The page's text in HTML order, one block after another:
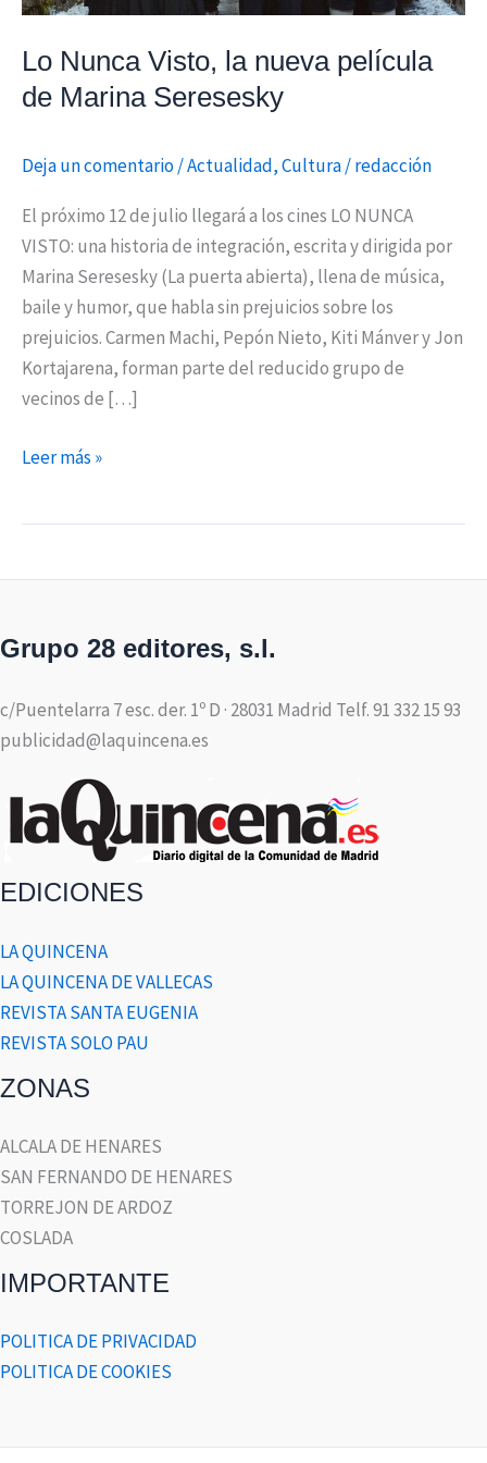
Lo Nunca Visto, la nueva película
de Marina Seresesky
Deja un comentario/Actualidad,Cultura/redacción
El próximo 12 de julio llegará a los cines LO NUNCA
VISTO: una historia de integración, escrita y dirigida por
Marina Seresesky (La puerta abierta), llena de música,
baile y humor, que habla sin prejuicios sobre los
prejuicios. Carmen Machi, Pepón Nieto, Kiti Mánver y Jon
Kortajarena, forman parte del reducido grupo de
vecinos de […]
Leer más »
Grupo 28 editores, s.l.
c/Puentelarra 7 esc. der. 1º D · 28031 Madrid Telf. 91 332 15 93
publicidad@laquincena.es
EDICIONES
LA QUINCENA
LA QUINCENA DE VALLECAS
REVISTA SANTA EUGENIA
REVISTA SOLO PAU
ZONAS
ALCALA DE HENARES
SAN FERNANDO DE HENARES
TORREJON DE ARDOZ
COSLADA
IMPORTANTE
POLITICA DE PRIVACIDAD
POLITICA DE COOKIES